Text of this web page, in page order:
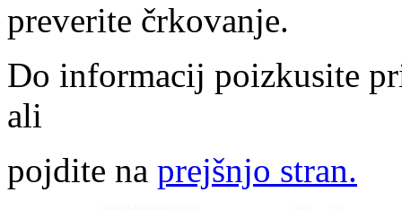
preverite črkovanje.
Do informacij poizkusite
ali
pojdite na prejšnjo stran.